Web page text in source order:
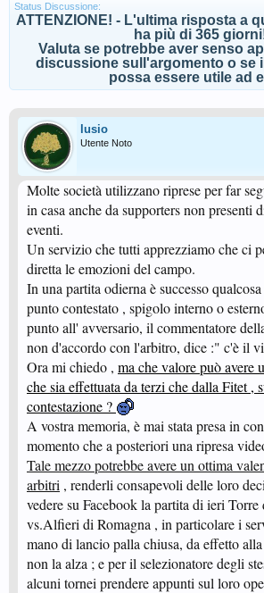
Status Discussione:
ATTENZIONE! - L'ultima risposta a
ha più di 365
Valuta se potrebbe aver senso
discussione sull'argomento o se
possa essere utile ad
lusio
Utente Noto
Molte società utilizzano riprese per far
in casa anche da supporters non presenti
eventi.
Un servizio che tutti apprezziamo che ci
diretta le emozioni del campo.
In una partita odierna è successo
punto contestato , spigolo interno o
punto all' avversario, il commentatore
non d'accordo con l'arbitro, dice :" c'è il
Ora mi chiedo , ma che valore può avere
che sia effettuata da terzi che dalla Fitet ,
contestazione ?
A vostra memoria, è mai stata presa in
momento che a posteriori una ripresa
Tale mezzo potrebbe avere un ottima
arbitri , renderli consapevoli delle loro
vedere su Facebook la partita di ieri Torre
vs.Alfieri di Romagna , in particolare i
mano di lancio palla chiusa, da effetto
non la alza ; e per il selezionatore degli
alcuni tornei prendere appunti sul loro